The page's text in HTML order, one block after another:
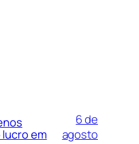
em
6 de
agosto